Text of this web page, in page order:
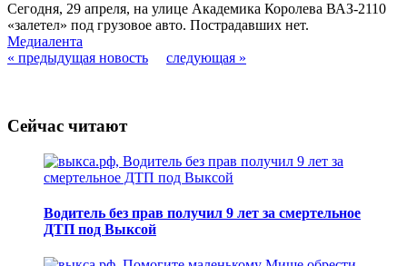
Сегодня, 29 апреля, на улице Академика Королева ВАЗ-2110
«залетел» под грузовое авто. Пострадавших нет.
Медиалента
« предыдущая новость
следующая »
Сейчас читают
Водитель без прав получил 9 лет за смертельное
ДТП под Выксой